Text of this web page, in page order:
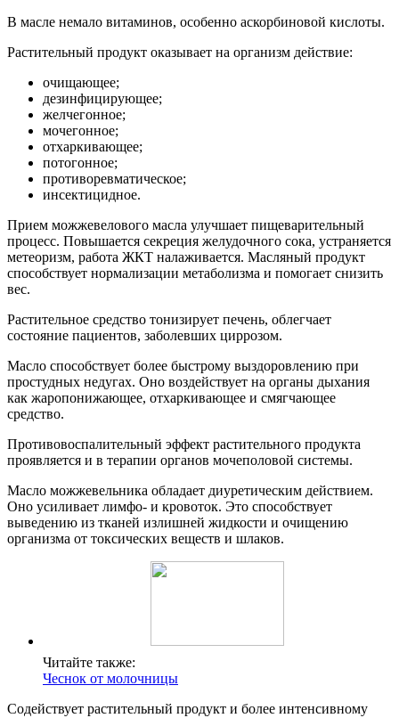
В масле немало витаминов, особенно аскорбиновой кислоты.
Растительный продукт оказывает на организм действие:
очищающее;
дезинфицирующее;
желчегонное;
мочегонное;
отхаркивающее;
потогонное;
противоревматическое;
инсектицидное.
Прием можжевелового масла улучшает пищеварительный
процесс. Повышается секреция желудочного сока, устраняется
метеоризм, работа ЖКТ налаживается. Масляный продукт
способствует нормализации метаболизма и помогает снизить
вес.
Растительное средство тонизирует печень, облегчает
состояние пациентов, заболевших циррозом.
Масло способствует более быстрому выздоровлению при
простудных недугах. Оно воздействует на органы дыхания
как жаропонижающее, отхаркивающее и смягчающее
средство.
Противовоспалительный эффект растительного продукта
проявляется и в терапии органов мочеполовой системы.
Масло можжевельника обладает диуретическим действием.
Оно усиливает лимфо- и кровоток. Это способствует
выведению из тканей излишней жидкости и очищению
организма от токсических веществ и шлаков.
Читайте также:
Чеснок от молочницы
Содействует растительный продукт и более интенсивному